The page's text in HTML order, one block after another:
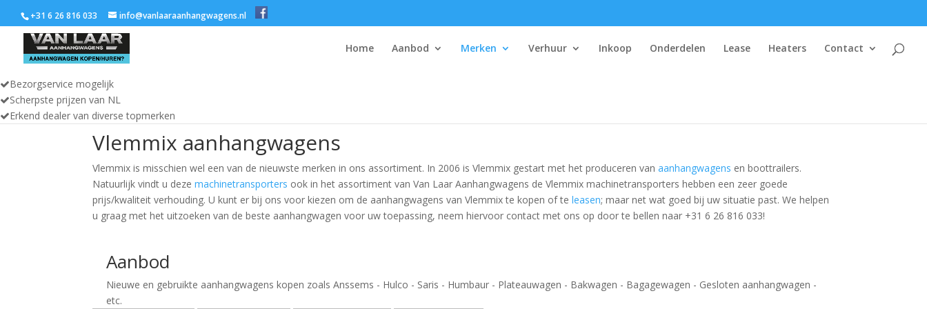
+31 6 26 816 033 info@vanlaaraanhangwagens.nl
Home Aanbod Merken Verhuur Inkoop Onderdelen Lease Heaters Contact
Bezorgservice mogelijk
Scherpste prijzen van NL
Erkend dealer van diverse topmerken
Vlemmix aanhangwagens
Vlemmix is misschien wel een van de nieuwste merken in ons assortiment. In 2006 is Vlemmix gestart met het produceren van aanhangwagens en boottrailers.
Natuurlijk vindt u dezemachinetransporters ook in het assortiment vanVan Laar Aanhangwagens de Vlemmix machinetransporters hebben een zeer goede
prijs/kwaliteit verhouding. U kunt er bij ons voor kiezen om de aanhangwagens van Vlemmix te kopen of teleasen; maar net wat goed bij uw situatie past. We helpen
u graag met het uitzoeken van de beste aanhangwagen voor uw toepassing, neem hiervoor contact met ons op door te bellen naar +31 6 26 816 033!
Aanbod
Nieuwe en gebruikte aanhangwagens kopen zoals Anssems - Hulco - Saris - Humbaur - Plateauwagen - Bakwagen - Bagagewagen - Gesloten aanhangwagen -
etc.